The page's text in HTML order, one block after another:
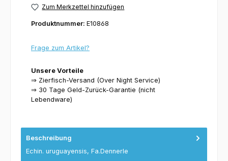
Zum Merkzettel hinzufügen
Produktnummer: E10868
Frage zum Artikel?
Unsere Vorteile
⇒ Zierfisch-Versand (Over Night Service)
⇒ 30 Tage Geld-Zurück-Garantie (nicht
Lebendware)
Beschreibung
Echin. uruguayensis, Fa.Dennerle